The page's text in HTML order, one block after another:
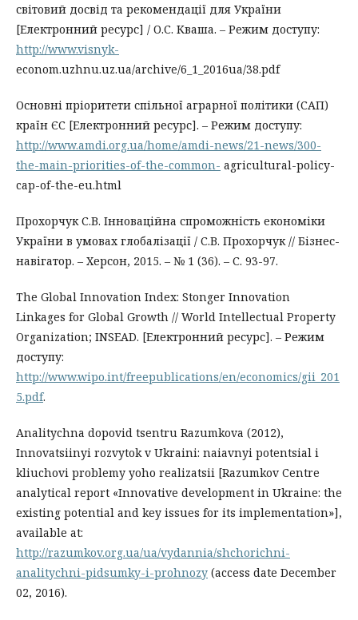
світовий досвід та рекомендації для України
[Електронний ресурс] / О.С. Кваша. – Режим доступу:
http://www.visnyk-
econom.uzhnu.uz.ua/archive/6_1_2016ua/38.pdf
Основні пріоритети спільної аграрної політики (САП)
країн ЄС [Електронний ресурс]. – Режим доступу:
http://www.amdi.org.ua/home/amdi-news/21-news/300-
the-main-priorities-of-the-common- agricultural-policy-
cap-of-the-eu.html
Прохорчук С.В. Інноваційна спроможність економіки
України в умовах глобалізації / С.В. Прохорчук // Бізнес-
навігатор. – Херсон, 2015. – № 1 (36). – С. 93-97.
The Global Innovation Index: Stonger Innovation
Linkages for Global Growth // World Intellectual Property
Organization; INSEAD. [Електронний ресурс]. – Режим
доступу:
http://www.wipo.int/freepublications/en/economics/gii_201
5.pdf.
Analitychna dopovid tsentru Razumkova (2012),
Innovatsiinyi rozvytok v Ukraini: naiavnyi potentsial i
kliuchovi problemy yoho realizatsii [Razumkov Centre
analytical report «Innovative development in Ukraine: the
existing potential and key issues for its implementation»],
available at:
http://razumkov.org.ua/ua/vydannia/shchorichni-
analitychni-pidsumky-i-prohnozy (access date December
02, 2016).